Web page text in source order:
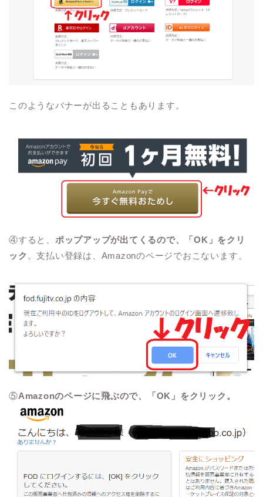
このようなバナーが出ることもあります。
④すると、 ポップアップが出てくるので、「OK」をクリ
ック 。支払い登録は、Amazonのページでおこないます。
⑤Amazonのページに飛ぶので、「OK」をクリック。